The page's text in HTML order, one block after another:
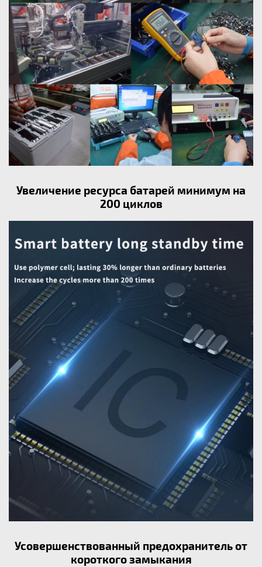
Увеличение ресурса батарей минимум на
200 циклов
Усовершенствованный предохранитель от
короткого замыкания